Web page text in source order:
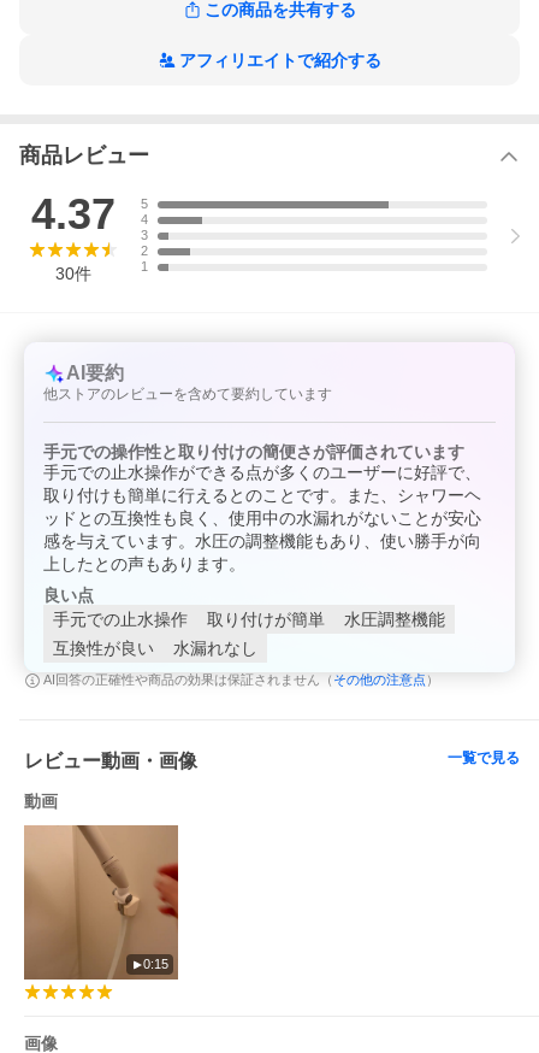
この商品を共有する
アフィリエイトで紹介する
商品レビュー
4.37
30件
5
4
3
2
1
AI要約
他ストアのレビューを含めて要約しています
手元での操作性と取り付けの簡便さが評価されています
手元での止水操作ができる点が多くのユーザーに好評で、
取り付けも簡単に行えるとのことです。また、シャワーヘ
ッドとの互換性も良く、使用中の水漏れがないことが安心
感を与えています。水圧の調整機能もあり、使い勝手が向
上したとの声もあります。
良い点
手元での止水操作
取り付けが簡単
水圧調整機能
互換性が良い
水漏れなし
AI回答の正確性や商品の効果は保証されません（ その他の注意点 ）
レビュー動画・画像 一覧で見る
動画
0:15
画像